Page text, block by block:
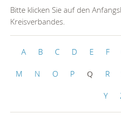
Bitte klicken Sie auf den
Kreisverbandes.
A B C D E F
M N O P Q R
Y